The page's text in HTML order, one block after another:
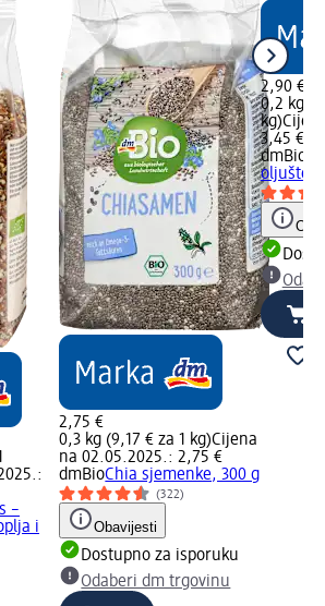
–
i
2,75 €
0,3 kg (9,17 € za 1 kg)Cijena
na 02.05.2025.: 2,75 €
dmBioChia sjemenke, 300 g
(322)
Obavijesti
Dostupno za isporuku
Odaberi dm trgovinu
2,90 €
0,2 kg
kg)
3,45 €
dmBio